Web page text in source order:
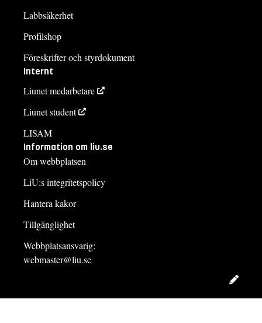
Labbsäkerhet
Profilshop
Föreskrifter och styrdokument
Internt
Liunet medarbetare
Liunet student
LISAM
Information om liu.se
Om webbplatsen
LiU:s integritetspolicy
Hantera kakor
Tillgänglighet
Webbplatsansvarig:
webmaster@liu.se